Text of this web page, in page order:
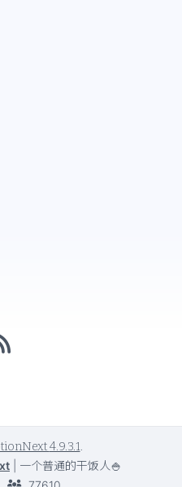
4.9.3.1.
一个普通的干饭人🍚